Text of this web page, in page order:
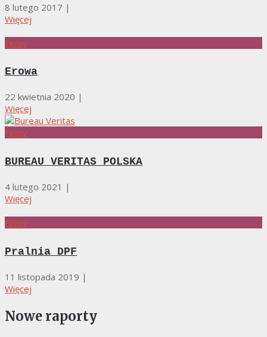
8 lutego 2017 |
Więcej
Firmy
Erowa
22 kwietnia 2020 |
Więcej
Firmy
BUREAU VERITAS POLSKA
4 lutego 2021 |
Więcej
Firmy
Pralnia DPF
11 listopada 2019 |
Więcej
Nowe raporty